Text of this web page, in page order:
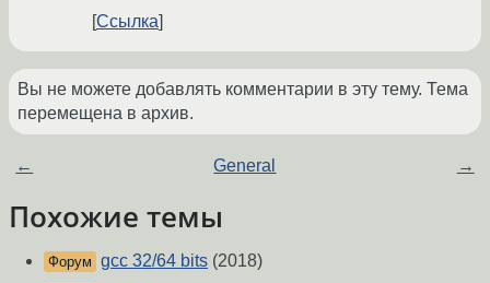
Ссылка
Вы не можете добавлять комментарии в эту тему. Тема
перемещена в архив.
← General →
Похожие темы
Форум gcc 32/64 bits (2018)